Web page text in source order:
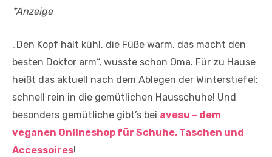
*Anzeige
„Den Kopf halt kühl, die Füße warm, das macht den
besten Doktor arm“, wusste schon Oma. Für zu Hause
heißt das aktuell nach dem Ablegen der Winterstiefel:
schnell rein in die gemütlichen Hausschuhe! Und
besonders gemütliche gibt’s bei avesu – dem
veganen Onlineshop für Schuhe, Taschen und
Accessoires!